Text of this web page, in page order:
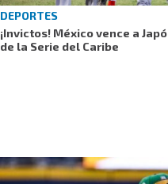
DEPORTES
¡Invictos! México vence a
de la Serie del Caribe